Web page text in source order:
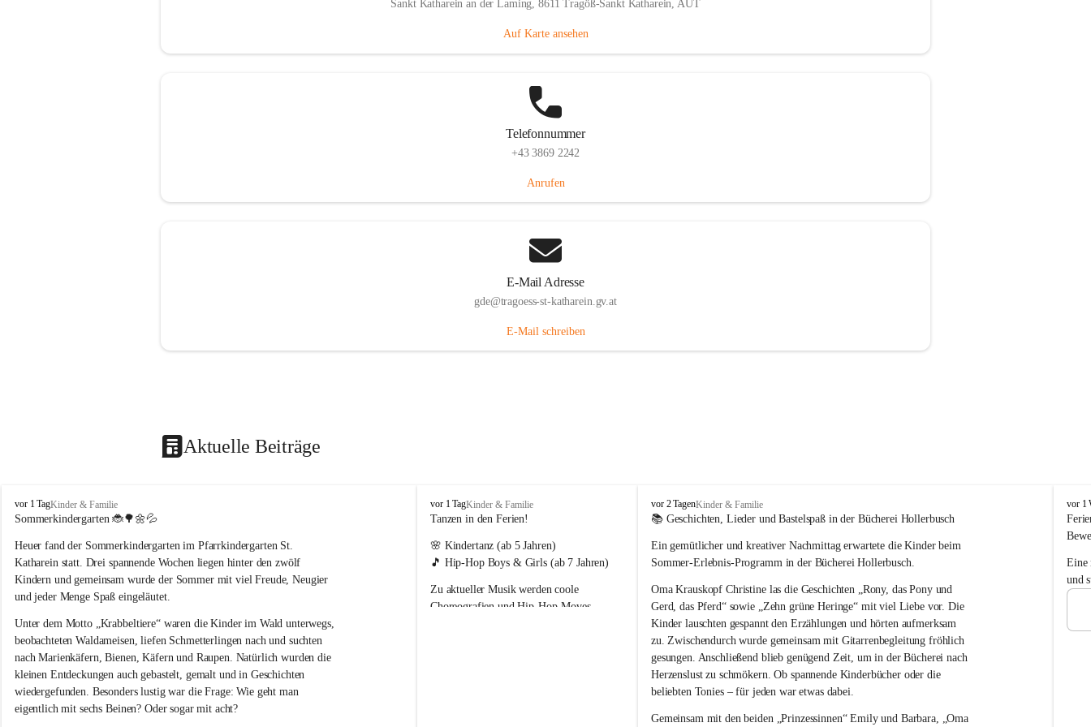
Sankt Katharein an der Laming, 8611 Tragöß-Sankt Katharein, AUT
Auf Karte ansehen
Telefonnummer
+43 3869 2242
Anrufen
E-Mail Adresse
gde@tragoess-st-katharein.gv.at
E-Mail schreiben
Aktuelle Beiträge
T
r
g
ö
ß
-
t
.
a
t
h
a
vor 1 TagKinder & Familie
Sommerkindergarten 🐞🌳🌼💦
Heuer fand der Sommerkindergarten im Pfarrkindergarten St.
Katharein statt. Drei spannende Wochen liegen hinter den zwölf
Kindern und gemeinsam wurde der Sommer mit viel Freude, Neugier
und jeder Menge Spaß eingeläutet.
Unter dem Motto „Krabbeltiere“ waren die Kinder im Wald unterwegs,
beobachteten Waldameisen, liefen Schmetterlingen nach und suchten
nach Marienkäfern, Bienen, Käfern und Raupen. Natürlich wurden die
kleinen Entdeckungen auch gebastelt, gemalt und in Geschichten
wiedergefunden. Besonders lustig war die Frage: Wie geht man
eigentlich mit sechs Beinen? Oder sogar mit acht?
T
r
g
ö
-
S
vor 1 TagKinder & Familie
Tanzen in den Ferien!
🌸 Kindertanz (ab 5 Jahren)
🎵 Hip-Hop Boys & Girls (ab 7 Jahren)
Zu aktueller Musik werden coole
Choreografien und Hip-Hop-Moves
T
r
g
ö
-
S
t
.
K
a
t
h
r
vor 2 TagenKinder & Familie
📚 Geschichten, Lieder und Bastelspaß in der Bücherei Hollerbusch
Ein gemütlicher und kreativer Nachmittag erwartete die Kinder beim
Sommer-Erlebnis-Programm in der Bücherei Hollerbusch.
Oma Krauskopf Christine las die Geschichten „Rony, das Pony und
Gerd, das Pferd“ sowie „Zehn grüne Heringe“ mit viel Liebe vor. Die
Kinder lauschten gespannt den Erzählungen und hörten aufmerksam
zu. Zwischendurch wurde gemeinsam mit Gitarrenbegleitung fröhlich
gesungen. Anschließend blieb genügend Zeit, um in der Bücherei nach
Herzenslust zu schmökern. Ob spannende Kinderbücher oder die
beliebten Tonies – für jeden war etwas dabei.
Gemeinsam mit den beiden „Prinzessinnen“ Emily und Barbara, „Oma
T
r
a
ö
ß
-
vor 1
Eine
und